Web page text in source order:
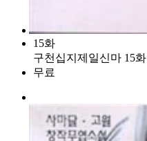
15화
구천십지제일신마 15화
무료